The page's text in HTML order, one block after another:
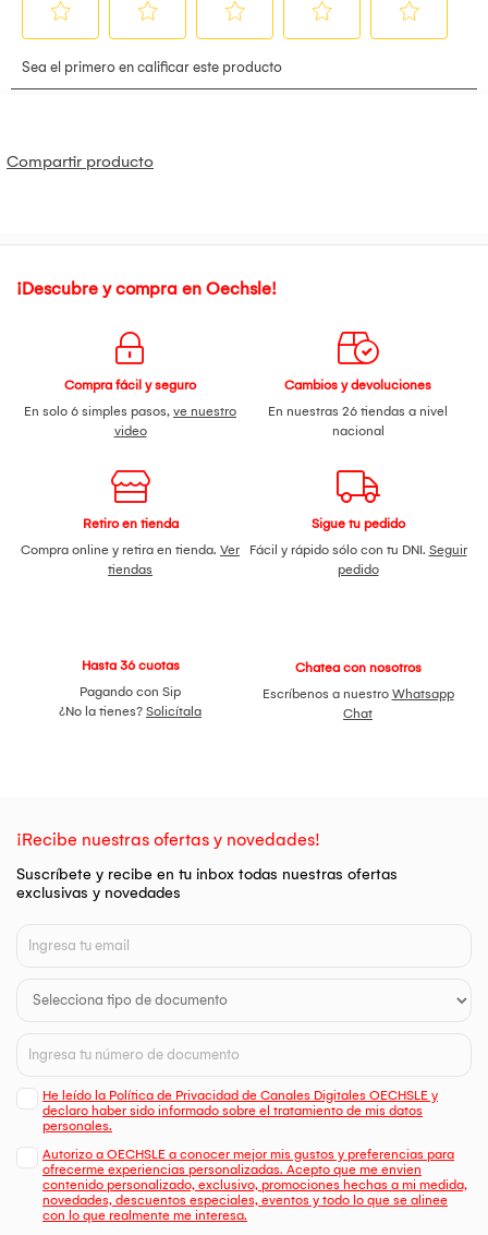
Compartir producto
¡Descubre y compra en Oechsle!
Compra fácil y seguro
En solo 6 simples pasos, ve nuestro
video
Cambios y devoluciones
En nuestras 26 tiendas a nivel
nacional
Retiro en tienda
Compra online y retira en tienda. Ver
tiendas
Sigue tu pedido
Fácil y rápido sólo con tu DNI. Seguir
pedido
Hasta 36 cuotas
Pagando con Sip
¿No la tienes? Solicítala
Chatea con nosotros
Escríbenos a nuestro Whatsapp
Chat
¡Recibe nuestras ofertas y novedades!
Suscríbete y recibe en tu inbox todas nuestras ofertas
exclusivas y novedades
He leído la Política de Privacidad de Canales Digitales OECHSLE y
declaro haber sido informado sobre el tratamiento de mis datos
personales.
Autorizo a OECHSLE a conocer mejor mis gustos y preferencias para
ofrecerme experiencias personalizadas. Acepto que me envien
contenido personalizado, exclusivo, promociones hechas a mi medida,
novedades, descuentos especiales, eventos y todo lo que se alinee
con lo que realmente me interesa.